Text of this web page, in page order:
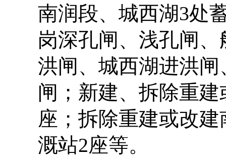
南润段、城西湖3处
岗深孔闸、浅孔闸
洪闸、城西湖进洪
闸；新建、拆除重
座；拆除重建或改
溉站2座等。